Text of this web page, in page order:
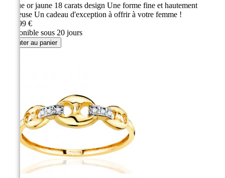
Bague or jaune 18 carats design Une forme fine et hautement
luxueuse Un cadeau d'exception à offrir à votre femme !
279,99 €
Disponible sous 20 jours
Ajouter au panier